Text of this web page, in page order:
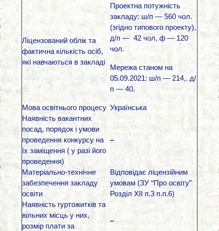
Ліцензований облік та
фактична кількість осіб,
які навчаються в закладі
Проектна потужність
закладу: ш/п — 560 чол.
(згідно типового проекту),
д/п — 42 чол, ф — 120
чол.
Мережа станом на
05.09.2021: ш/п — 214,. д/
п — 40.
Мова освітнього процесу Українська
Наявність вакантних
посад, порядок і умови
проведення конкурсу на
їх заміщення ( у разі його
проведення)
–
Матеріально-технічне
забезпечення закладу
освіти
Відповідає ліцензійним
умовам (ЗУ “Про освіту”
Розділ ХІІ п.3 п.п.6)
Наявність гуртожитків та
вільних місць у них,
розмір плати за
–